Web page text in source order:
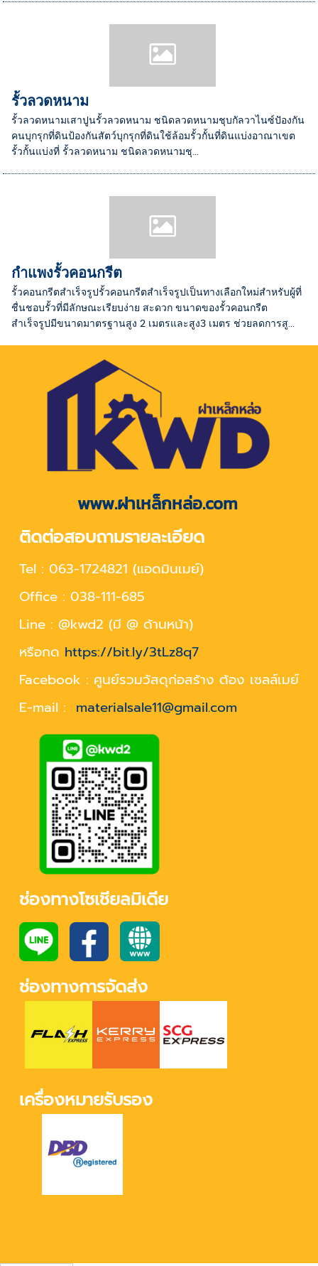
รั้วลวดหนาม
รั้วลวดหนามเสาปูนรั้วลวดหนาม ชนิดลวดหนามชุบกัลวาไนซ์ปัองกัน
คนบุกรุกที่ดินป้องกันสัตว์บุกรุกที่ดินใช้ล้อมรั้วกั้นที่ดินแบ่งอาณาเขต
รั้วกั้นแบ่งที่ รั้วลวดหนาม ชนิดลวดหนามชุ...
กำแพงรั้วคอนกรีต
รั้วคอนกรีตสำเร็จรูปรั้วคอนกรีตสำเร็จรูปเป็นทางเลือกใหม่สำหรับผู้ที่
ชื่นชอบรั้วที่มีลักษณะเรียบง่าย สะดวก ขนาดของรั้วคอนกรีต
สำเร็จรูปมีขนาดมาตรฐานสูง 2 เมตรและสูง3 เมตร ช่วยลดการสู...
www.ฝาเหล็กหล่อ.com
ติดต่อสอบถามรายละเอียด
Tel : 063-1724821 (แอดมินเมย์)
Office : 038-111-685
Line : @kwd2 (มี @ ด้านหน้า)
หรือกด https://bit.ly/3tLz8q7
Facebook : ศูนย์รวมวัสดุก่อสร้าง ต้อง เซลล์เมย์
E-mail : materialsale11@gmail.com
ช่องทางโซเชียลมิเดีย
ช่องทางการจัดส่ง
เครื่องหมายรับรอง